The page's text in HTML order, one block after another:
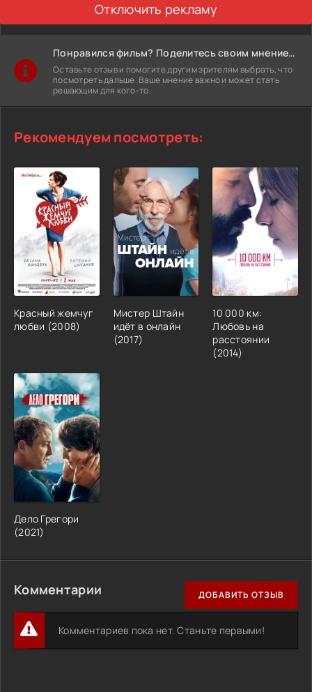
Отключить рекламу
Понравился фильм? Поделитесь своим мнением!
Оставьте отзыв и помогите другим зрителям выбрать, что
посмотреть дальше. Ваше мнение важно и может стать
решающим для кого-то.
Рекомендуем посмотреть:
Красный жемчуг
любви (2008)
Мистер Штайн
идёт в онлайн
(2017)
10 000 км:
Любовь на
расстоянии
(2014)
Дело Грегори
(2021)
Комментарии ДОБАВИТЬ ОТЗЫВ
Комментариев пока нет. Станьте первыми!